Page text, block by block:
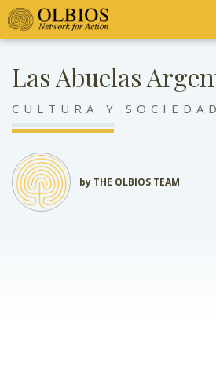
Las Abuelas
CULTURA Y SOCIEDAD
by THE OLBIOS TEAM